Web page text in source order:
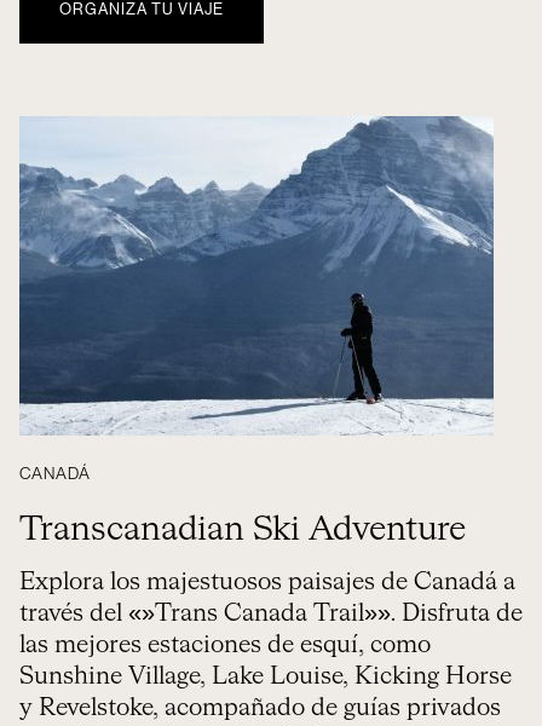
ORGANIZA TU VIAJE
CANADÁ
Transcanadian Ski Adventure
Explora los majestuosos paisajes de Canadá a
través del «»Trans Canada Trail»». Disfruta de
las mejores estaciones de esquí, como
Sunshine Village, Lake Louise, Kicking Horse
y Revelstoke, acompañado de guías privados